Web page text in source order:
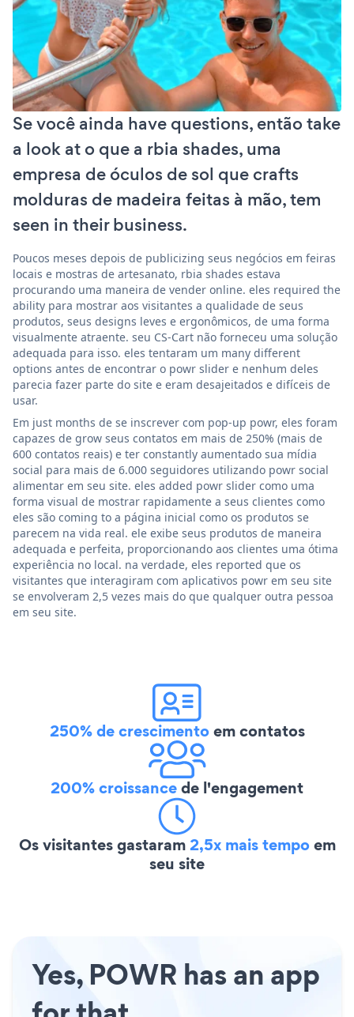
Se você ainda have questions, então take
a look at o que a rbia shades, uma
empresa de óculos de sol que crafts
molduras de madeira feitas à mão, tem
seen in their business.
Poucos meses depois de publicizing seus negócios em feiras
locais e mostras de artesanato, rbia shades estava
procurando uma maneira de vender online. eles required the
ability para mostrar aos visitantes a qualidade de seus
produtos, seus designs leves e ergonômicos, de uma forma
visualmente atraente. seu CS-Cart não forneceu uma solução
adequada para isso. eles tentaram um many different
options antes de encontrar o powr slider e nenhum deles
parecia fazer parte do site e eram desajeitados e difíceis de
usar.
Em just months de se inscrever com pop-up powr, eles foram
capazes de grow seus contatos em mais de 250% (mais de
600 contatos reais) e ter constantly aumentado sua mídia
social para mais de 6.000 seguidores utilizando powr social
alimentar em seu site. eles added powr slider como uma
forma visual de mostrar rapidamente a seus clientes como
eles são coming to a página inicial como os produtos se
parecem na vida real. ele exibe seus produtos de maneira
adequada e perfeita, proporcionando aos clientes uma ótima
experiência no local. na verdade, eles reported que os
visitantes que interagiram com aplicativos powr em seu site
se envolveram 2,5 vezes mais do que qualquer outra pessoa
em seu site.
250% de crescimentoem contatos
200% croissancede l'engagement
Os visitantes gastaram2,5x mais tempoem
seu site
Yes, POWR has an app